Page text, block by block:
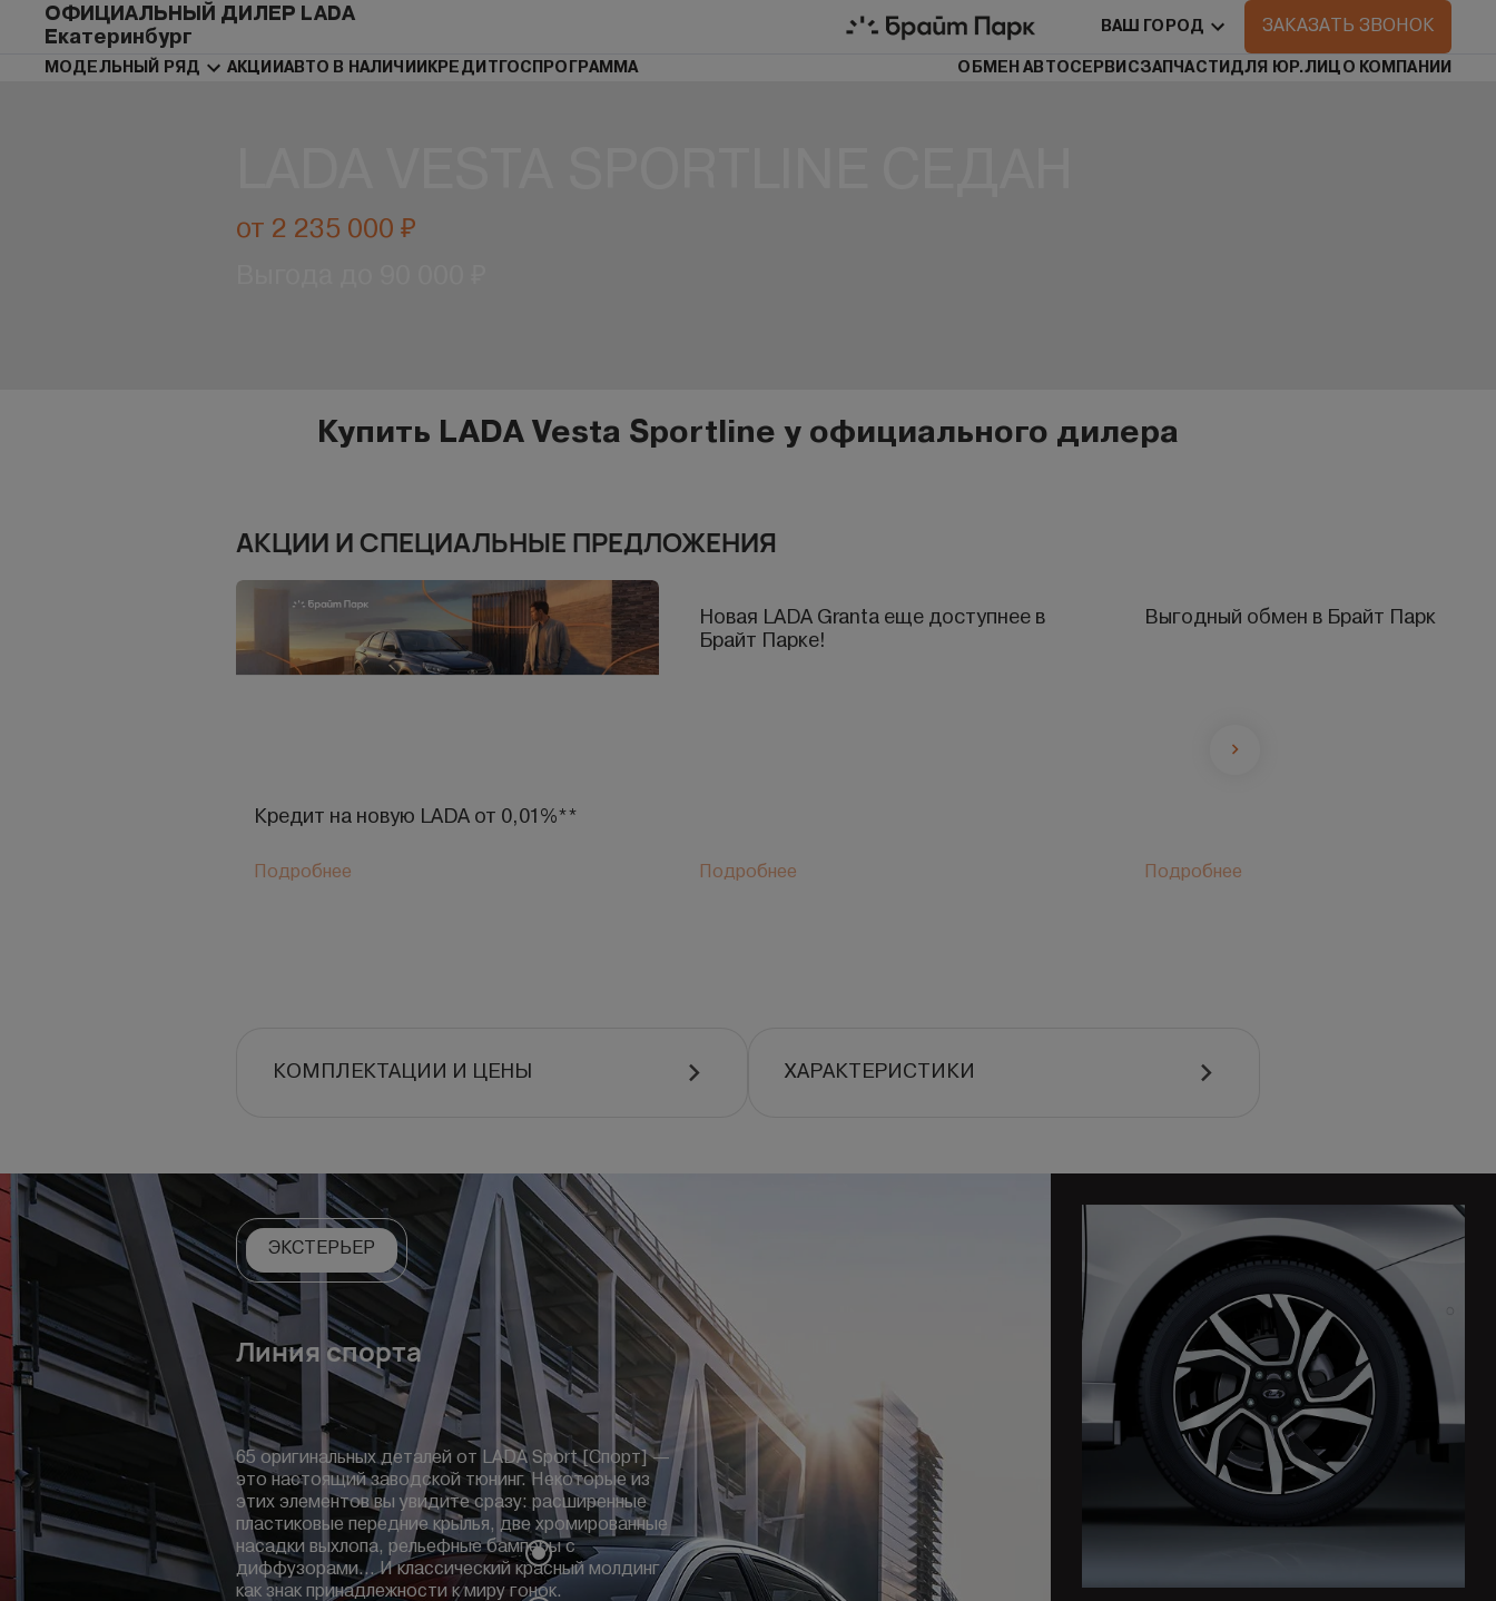
ОФИЦИАЛЬНЫЙ ДИЛЕР LADA
Екатеринбург
ВАШ ГОРОД ЗАКАЗАТЬ ЗВОНОК
МОДЕЛЬНЫЙ РЯД АКЦИИ АВТО В НАЛИЧИИ КРЕДИТ ГОСПРОГРАММА ОБМЕН АВТОСЕРВИСЗАПЧАСТИ ДЛЯ ЮР.ЛИЦ О КОМПАНИИ
от 2 235 000 ₽
Купить LADA Vesta Sportline у официального дилера
АКЦИИ И СПЕЦИАЛЬНЫЕ ПРЕДЛОЖЕНИЯ
Кредит на новую LADA от 0,01%**
Подробнее
Новая LADA Granta еще доступнее в
Брайт Парке!
Подробнее
Выгодный обмен в Брайт Парк
Подробнее
КОМПЛЕКТАЦИИ И ЦЕНЫ ХАРАКТЕРИСТИКИ
ЭКСТЕРЬЕР
Линия спорта
65 оригинальных деталей от LADA Sport [Спорт] —
это настоящий заводской тюнинг. Некоторые из
этих элементов вы увидите сразу: расширенные
пластиковые передние крылья, две хромированные
насадки выхлопа, рельефные бамперы с
диффузорами… И классический красный молдинг
как знак принадлежности к миру гонок.